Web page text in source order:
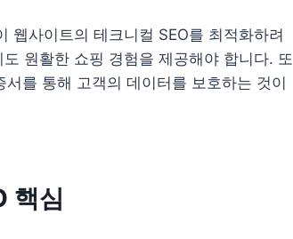
웹사이트의 테크니컬 SEO를 최적화하려
원활한 쇼핑 경험을 제공해야 합니다. 또
를 통해 고객의 데이터를 보호하는 것이
핵심